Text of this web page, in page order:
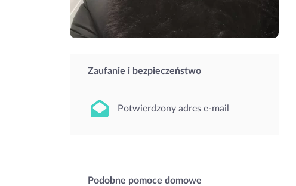
Zaufanie i bezpieczeństwo
Potwierdzony adres e-mail
Podobne pomoce domowe